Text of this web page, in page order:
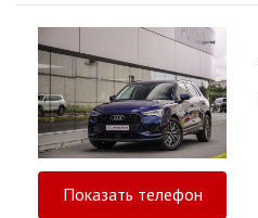
Показать телефон